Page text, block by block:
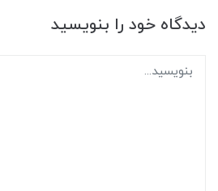
دیدگاه خود را بنویسید